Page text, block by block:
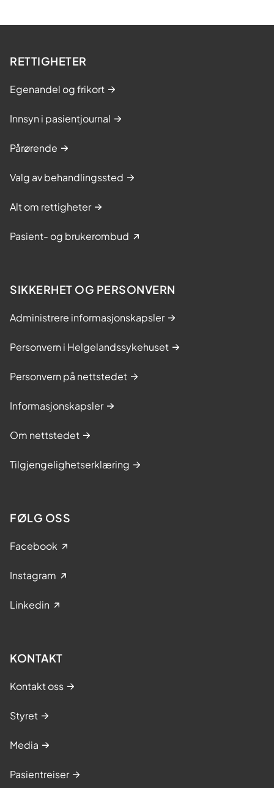
RETTIGHETER
Egenandel og frikort
Innsyn i pasientjournal
Pårørende
Valg av behandlingssted
Alt om rettigheter
Pasient- og brukerombud
SIKKERHET OG PERSONVERN
Administrere informasjonskapsler
Personvern i Helgelandssykehuset
Personvern på nettstedet
Informasjonskapsler
Om nettstedet
Tilgjengelighetserklæring
FØLG OSS
Facebook
Instagram
Linkedin
KONTAKT
Kontakt oss
Styret
Media
Pasientreiser